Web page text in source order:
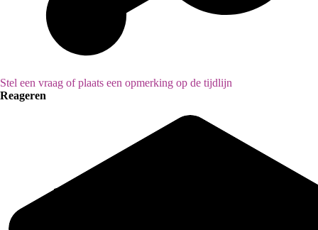
Stel een vraag of plaats een opmerking op de tijdlijn
Reageren